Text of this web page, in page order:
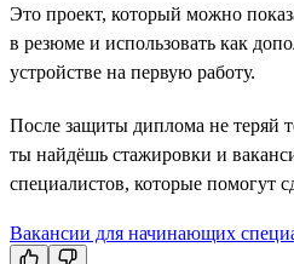
Это проект, который можно
в резюме и использовать как
устройстве на первую работу.
После защиты диплома не теряй
ты найдёшь стажировки и
специалистов, которые помогут
Вакансии для начинающих